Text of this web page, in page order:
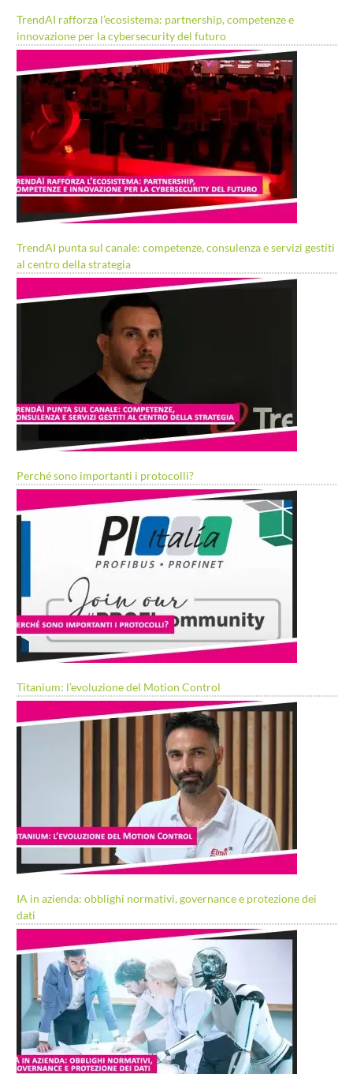
TrendAI rafforza l’ecosistema: partnership, competenze e
innovazione per la cybersecurity del futuro
TrendAI punta sul canale: competenze, consulenza e servizi gestiti
al centro della strategia
Perché sono importanti i protocolli?
Titanium: l’evoluzione del Motion Control
IA in azienda: obblighi normativi, governance e protezione dei
dati